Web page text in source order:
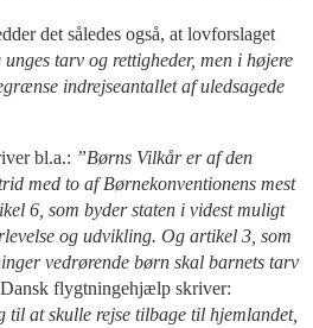
det således også, at lovforslaget
tarv og rettigheder, men i højere
indrejseantallet af uledsagede
bl.a.: ”Børns Vilkår er af den
med to af Børnekonventionens mest
6, som byder staten i videst muligt
og udvikling. Og artikel 3, som
vedrørende børn skal barnets tarv
flygtningehjælp skriver:
til at skulle rejse tilbage til hjemlandet,